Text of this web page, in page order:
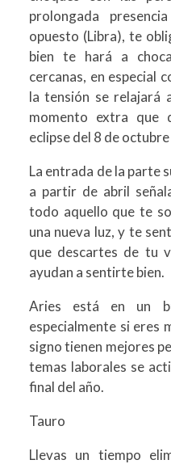
prolongada
opuesto (Libra), te
bien te hará a
cercanas, en especial
la tensión se relajará
momento extra que
eclipse del 8 de
La entrada de la parte
a partir de abril
todo aquello que te
una nueva luz, y te
que descartes de tu
ayudan a sentirte bien.
Aries está en un
especialmente si eres
signo tienen mejores
temas laborales se
final del año.
Tauro
Llevas un tiempo